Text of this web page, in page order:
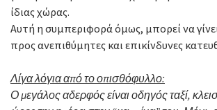
ίδιας χώρας.
Αυτή η συμπεριφορά όμως, μπορεί να
προς ανεπιθύμητες και επικίνδυνες
Λίγα λόγια από το οπισθόφυλλο:
Ο μεγάλος αδερφός είναι οδηγός ταξί,